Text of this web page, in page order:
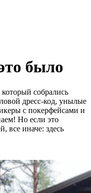
было
собрались
дресс-код, унылые
с покерфейсами и
Но если это
все иначе: здесь